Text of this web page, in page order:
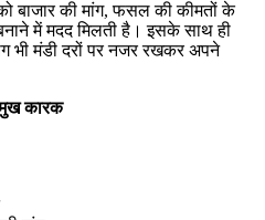
बाजार की मांग, फसल की कीमतों के
में मदद मिलती है। इसके साथ ही
भी मंडी दरों पर नजर रखकर अपने
कारक